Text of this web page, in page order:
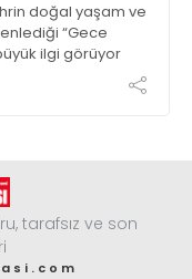
doğal yaşam ve
“Gece
ilgi görüyor
tarafsız ve son